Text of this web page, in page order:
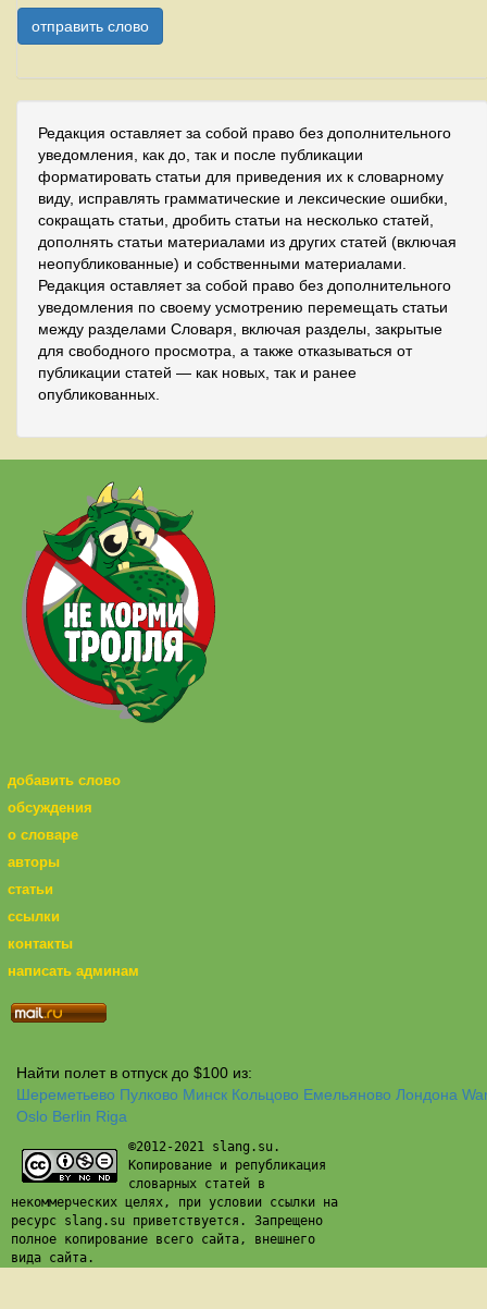
Редакция оставляет за собой право без дополнительного
уведомления, как до, так и после публикации
форматировать статьи для приведения их к словарному
виду, исправлять грамматические и лексические ошибки,
сокращать статьи, дробить статьи на несколько статей,
дополнять статьи материалами из других статей (включая
неопубликованные) и собственными материалами.
Редакция оставляет за собой право без дополнительного
уведомления по своему усмотрению перемещать статьи
между разделами Словаря, включая разделы, закрытые
для свободного просмотра, а также отказываться от
публикации статей — как новых, так и ранее
опубликованных.
добавить слово
обсуждения
о словаре
авторы
статьи
ссылки
контакты
написать админам
Найти полет в отпуск до $100 из:
Шереметьево Пулково Минск Кольцово Емельяново Лондона
Oslo Berlin Riga
©2012-2021 slang.su.
Копирование и републикация
словарных статей в
некоммерческих целях, при условии ссылки на
ресурс slang.su приветствуется. Запрещено
полное копирование всего сайта, внешнего
вида сайта.